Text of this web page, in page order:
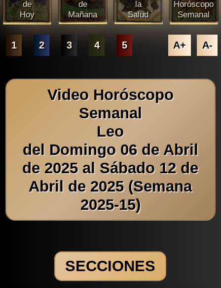
de
Hoy
de
Mañana
la
Salud
Horóscopo
Semanal
1 2 3 4 5 A+ A-
Video Horóscopo
Semanal
Leo
del Domingo 06 de Abril
de 2025 al Sábado 12 de
Abril de 2025 (Semana
2025-15)
SECCIONES